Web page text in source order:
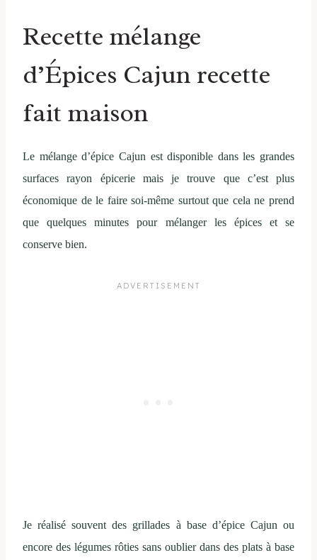
Recette mélange
d’Épices Cajun recette
fait maison
Le mélange d’épice Cajun est disponible dans les grandes
surfaces rayon épicerie mais je trouve que c’est plus
économique de le faire soi-même surtout que cela ne prend
que quelques minutes pour mélanger les épices et se
conserve bien.
Je réalisé souvent des grillades à base d’épice Cajun ou
encore des légumes rôties sans oublier dans des plats à base